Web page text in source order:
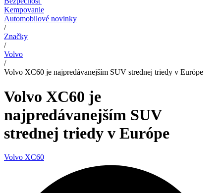
Kempovanie
Automobilové novinky
/
Značky
/
Volvo
/
Volvo XC60 je najpredávanejším SUV strednej triedy v Európe
Volvo XC60 je
najpredávanejším SUV
strednej triedy v Európe
Volvo XC60